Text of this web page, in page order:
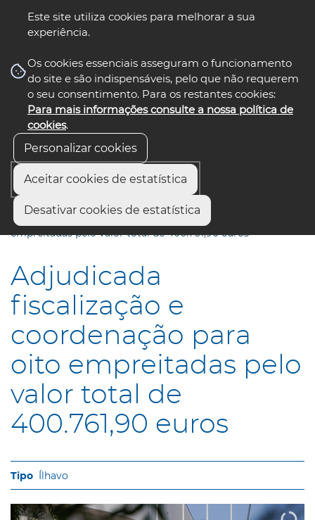
Este site utiliza cookies para melhorar a sua
experiência.
Os cookies essenciais asseguram o funcionamento
do site e são indispensáveis, pelo que não requerem
o seu consentimento. Para os restantes cookies:
Para mais informações consulte a nossa política de
cookies.
Personalizar cookies
Aceitar cookies de estatística
Desativar cookies de estatística
nos select language
Início
Adjudicada fiscalização e coordenação para oito
empreitadas pelo valor total de 400.761,90 euros
Adjudicada
fiscalização e
coordenação para
oito empreitadas pelo
valor total de
400.761,90 euros
Ílhavo